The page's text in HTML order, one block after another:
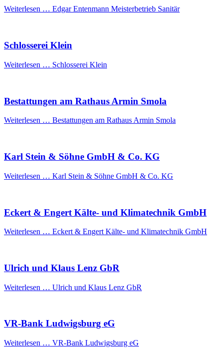
Weiterlesen … Edgar Entenmann Meisterbetrieb Sanitär
Schlosserei Klein
Weiterlesen … Schlosserei Klein
Bestattungen am Rathaus Armin Smola
Weiterlesen … Bestattungen am Rathaus Armin Smola
Karl Stein & Söhne GmbH & Co. KG
Weiterlesen … Karl Stein & Söhne GmbH & Co. KG
Eckert & Engert Kälte- und Klimatechnik GmbH
Weiterlesen … Eckert & Engert Kälte- und Klimatechnik GmbH
Ulrich und Klaus Lenz GbR
Weiterlesen … Ulrich und Klaus Lenz GbR
VR-Bank Ludwigsburg eG
Weiterlesen … VR-Bank Ludwigsburg eG